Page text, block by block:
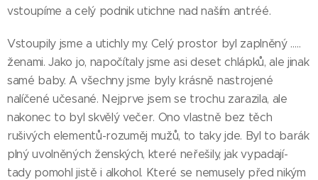
vstoupíme a celý podnik utichne nad naším antréé.
Vstoupily jsme a utichly my. Celý prostor byl zaplněný …..
ženami. Jako jo, napočítaly jsme asi deset chlápků, ale jinak
samé baby. A všechny jsme byly krásně nastrojené
nalíčené učesané. Nejprve jsem se trochu zarazila, ale
nakonec to byl skvělý večer. Ono vlastně bez těch
rušivých elementů-rozuměj mužů, to taky jde. Byl to barák
plný uvolněných ženských, které neřešily, jak vypadají-
tady pomohl jistě i alkohol. Které se nemusely před nikým